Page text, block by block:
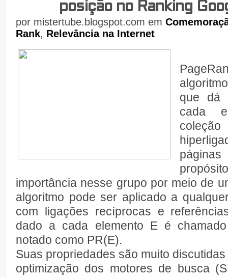
,
27
de
posição no Ranking
por mistertube.blogspot.com em
Rank, Relevância na Internet
que dá
cada
importância nesse grupo por meio de
algoritmo pode ser aplicado a
com ligações recíprocas e
dado a cada elemento E é
notado como PR(E).
Suas propriedades são muito
optimização dos motores de busca